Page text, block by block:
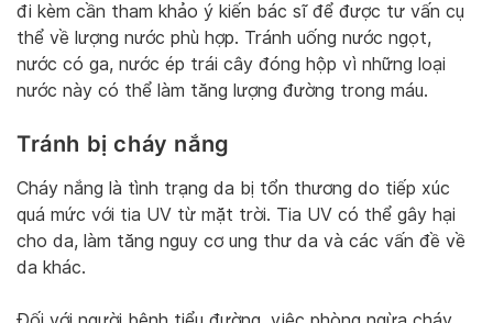
đi kèm cần tham khảo ý kiến bác sĩ để được tư vấn cụ
thể về lượng nước phù hợp. Tránh uống nước ngọt,
nước có ga, nước ép trái cây đóng hộp vì những loại
nước này có thể làm tăng lượng đường trong máu.
Tránh bị cháy nắng
Cháy nắng là tình trạng da bị tổn thương do tiếp xúc
quá mức với tia UV từ mặt trời. Tia UV có thể gây hại
cho da, làm tăng nguy cơ ung thư da và các vấn đề về
da khác.